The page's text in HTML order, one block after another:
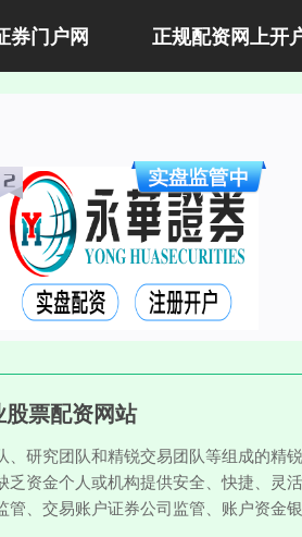
券门户网 正规配资网上开
票配资网站
研究团队和精锐交易团队等组成的
资金个人或机构提供安全、快捷、
、交易账户证券公司监管、账户资金银